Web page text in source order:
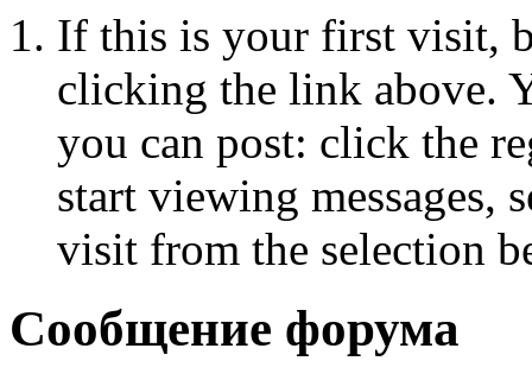
If this is your first visit,
clicking the link above.
you can post: click the
start viewing messages,
visit from the selection
Сообщение форума